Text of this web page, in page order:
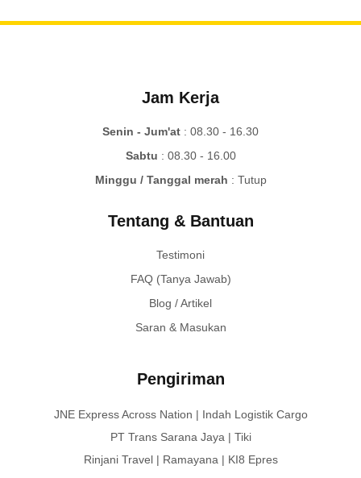
yang pernah dibuat olehSouvenirMiniatur. Dengan pengalaman
Jam Kerja
Senin - Jum'at : 08.30 - 16.30
Sabtu : 08.30 - 16.00
Minggu / Tanggal merah : Tutup
Tentang & Bantuan
Testimoni
FAQ (Tanya Jawab)
Blog / Artikel
Saran & Masukan
Pengiriman
JNE Express Across Nation | Indah Logistik Cargo
PT Trans Sarana Jaya | Tiki
Rinjani Travel | Ramayana | KI8 Epres